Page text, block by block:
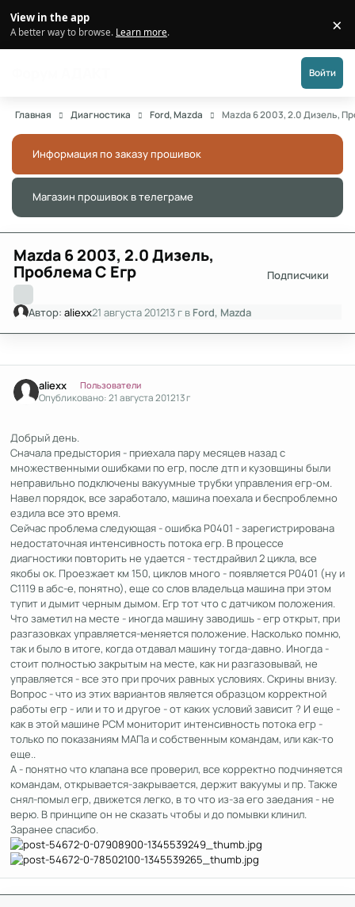
View in the app
A better way to browse. Learn more. ×
Войти
Главная Диагностика Ford, Mazda Mazda 6 2003, 2.0 Дизель,
Информация по заказу прошивок
Магазин прошивок в телеграме
Mazda 6 2003, 2.0 Дизель,
Проблема С Егр Подписчики
Автор:aliexx21 августа 201213 г в Ford, Mazda
aliexx Пользователи
Опубликовано:21 августа 201213 г
Добрый день.
Сначала предыстория - приехала пару месяцев назад с
множественными ошибками по егр, после дтп и кузовщины были
неправильно подключены вакуумные трубки управления егр-ом.
Навел порядок, все заработало, машина поехала и беспроблемно
ездила все это время.
Сейчас проблема следующая - ошибка Р0401 - зарегистрирована
недостаточная интенсивность потока егр. В процессе
диагностики повторить не удается - тестдрайвил 2 цикла, все
якобы ок. Проезжает км 150, циклов много - появляется Р0401 (ну и
С1119 в абс-е, понятно), еще со слов владельца машина при этом
тупит и дымит черным дымом. Егр тот что с датчиком положения.
Что заметил на месте - иногда машину заводишь - егр открыт, при
разгазовках управляется-меняется положение. Насколько помню,
так и было в итоге, когда отдавал машину тогда-давно. Иногда -
стоит полностью закрытым на месте, как ни разгазовывай, не
управляется - все это при прочих равных условиях. Скрины внизу.
Вопрос - что из этих вариантов является образцом корректной
работы егр - или и то и другое - от каких условий зависит ? И еще -
как в этой машине РСМ мониторит интенсивность потока егр -
только по показаниям МАПа и собственным командам, или как-то
еще..
А - понятно что клапана все проверил, все корректно подчиняется
командам, открывается-закрывается, держит вакуумы и пр. Также
снял-помыл егр, движется легко, в то что из-за его заедания - не
верю. В принципе он не сказать чтобы и до помывки клинил.
Заранее спасибо.